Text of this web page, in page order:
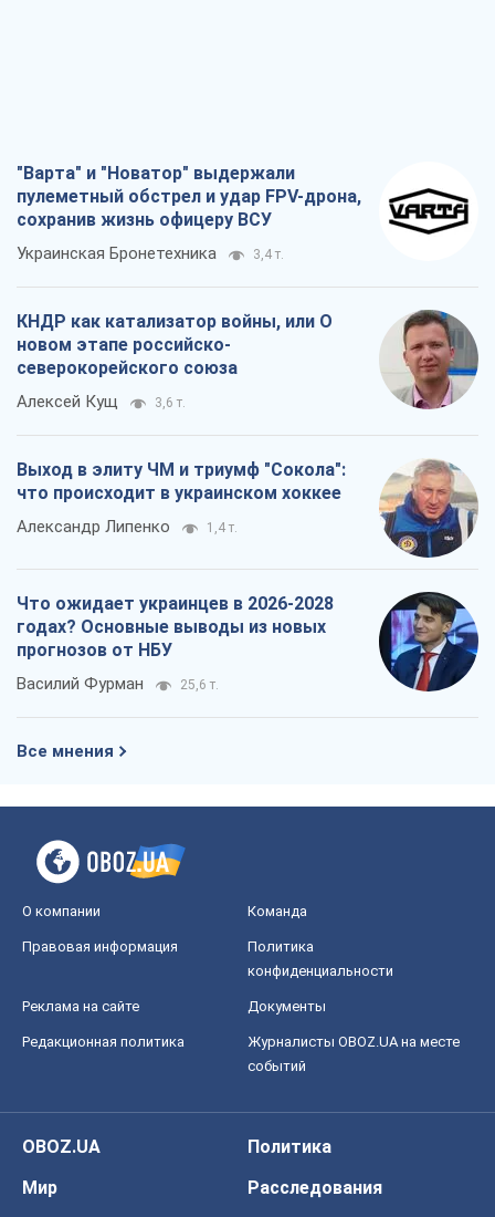
"Варта" и "Новатор" выдержали
пулеметный обстрел и удар FPV-дрона,
сохранив жизнь офицеру ВСУ
Украинская Бронетехника 3,4 т.
КНДР как катализатор войны, или О
новом этапе российско-
северокорейского союза
Алексей Кущ 3,6 т.
Выход в элиту ЧМ и триумф "Сокола":
что происходит в украинском хоккее
Александр Липенко 1,4 т.
Что ожидает украинцев в 2026-2028
годах? Основные выводы из новых
прогнозов от НБУ
Василий Фурман 25,6 т.
Все мнения
О компании Команда
Правовая информация
Политика
конфиденциальности
Реклама на сайте Документы
Редакционная политика
Журналисты OBOZ.UA на месте
событий
OBOZ.UA
Политика
Мир
Расследования